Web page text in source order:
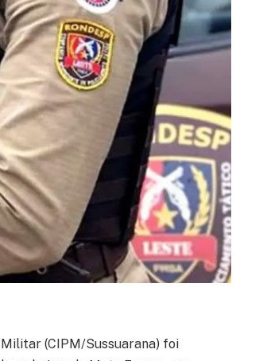
(CIPM/Sussuarana) foi